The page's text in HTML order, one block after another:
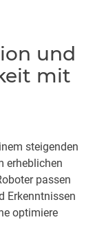
und
mit
steigenden
erheblichen
passen
Erkenntnissen
optimiere